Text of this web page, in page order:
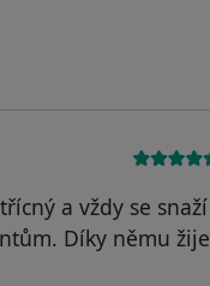
a vždy se snaží
Díky němu žije